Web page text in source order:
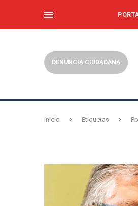
DENUNCIA CIUDADANA
Inicio Etiquetas